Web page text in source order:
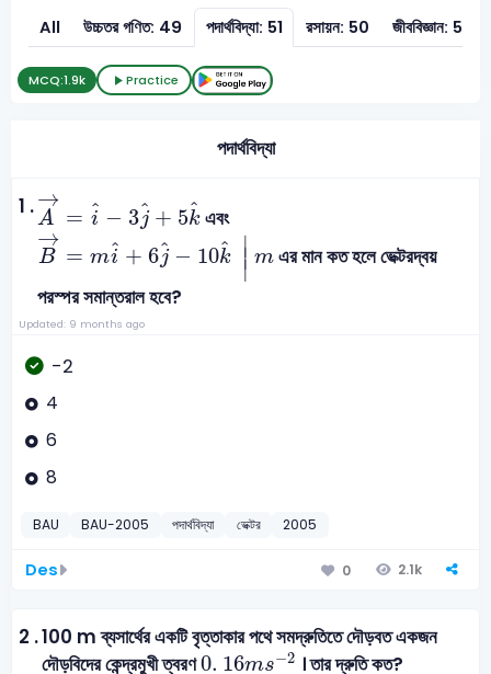
All উচ্চতর গণিত: 49 পদার্থবিদ্যা: 51 রসায়ন: 50 জীববিজ্ঞান: 50
MCQ:1.9k Practice
পদার্থবিদ্যা
1 .→
A = ˆ
i − 3ˆ
j + 5ˆ
k
A→
এবং
→
B = mˆ
i + 6ˆ
j − 10ˆ
k ∣∣∣ m
B→ m ^+ j ^-10k^
এর মান কত হলে ভেক্টরদ্বয়
পরস্পর সমান্তরাল হবে?
Updated: 9 months ago
-2
4
6
8
BAU BAU-2005 পদার্থবিদ্যা ভেক্টর 2005
Des 0 2.1k
2 .100 m ব্যসার্থের একটি বৃত্তাকার পথে সমদ্রুতিতে দৌড়বত একজন
দৌড়বিদের কেন্দ্রমুখী ত্বরণ0. 16ms−2
0.16ms-2। তার দ্রুতি কত?